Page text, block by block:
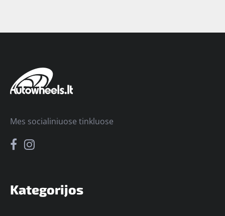
Kategorijos
Mes socialiniuose tinkluose